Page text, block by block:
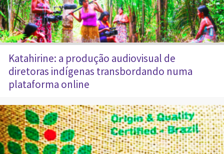
Katahirine: a produção audiovisual de
diretoras indígenas transbordando numa
plataforma online